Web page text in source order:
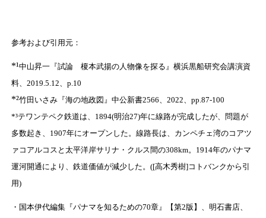
参考および引用元：
*¹中山昇一『試論 榎本武揚の人物像を探る』横浜黒船研究会講演資
料、2019.5.12、p.10
*²竹田いさみ『海の地政図』中公新書2566、2022、pp.87-100
*³テワンテペク鉄道は、1894(明治27)年に線路が完成したが、問題が
多数起き、1907年にオープンした。線路長は、カンペチェ湾のコアツ
ァコアルコスと太平洋岸サリナ・クルス間の308km。1914年のパナマ
運河開通により、鉄道価値が減少した。([高木秀樹]コトバンクから引
用)
・国本伊代編集『パナマを知るための70章』【第2版】、明石書店、